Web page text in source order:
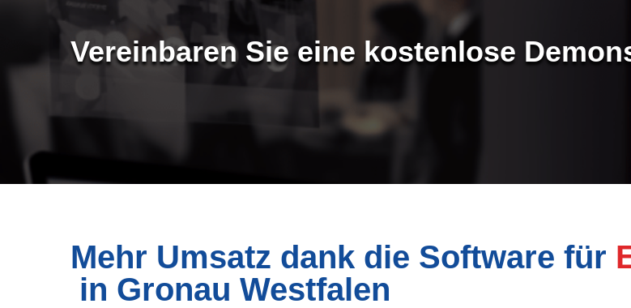
Vereinbaren Sie eine kostenlose
Mehr Umsatz dank die Software für
in Gronau Westfalen